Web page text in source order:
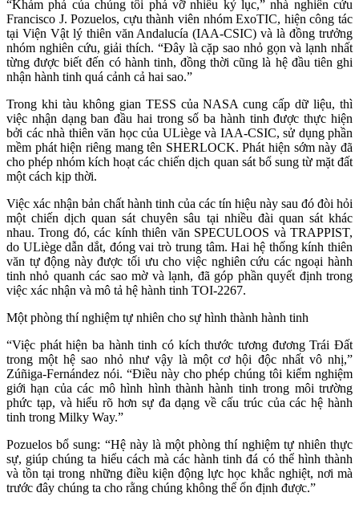
“Khám phá của chúng tôi phá vỡ nhiều kỷ lục,” nhà nghiên cứu
Francisco J. Pozuelos, cựu thành viên nhóm ExoTIC, hiện công tác
tại Viện Vật lý thiên văn Andalucía (IAA-CSIC) và là đồng trưởng
nhóm nghiên cứu, giải thích. “Đây là cặp sao nhỏ gọn và lạnh nhất
từng được biết đến có hành tinh, đồng thời cũng là hệ đầu tiên ghi
nhận hành tinh quá cảnh cả hai sao.”
Trong khi tàu không gian TESS của NASA cung cấp dữ liệu, thì
việc nhận dạng ban đầu hai trong số ba hành tinh được thực hiện
bởi các nhà thiên văn học của ULiège và IAA-CSIC, sử dụng phần
mềm phát hiện riêng mang tên SHERLOCK. Phát hiện sớm này đã
cho phép nhóm kích hoạt các chiến dịch quan sát bổ sung từ mặt đất
một cách kịp thời.
Việc xác nhận bản chất hành tinh của các tín hiệu này sau đó đòi hỏi
một chiến dịch quan sát chuyên sâu tại nhiều đài quan sát khác
nhau. Trong đó, các kính thiên văn SPECULOOS và TRAPPIST,
do ULiège dẫn dắt, đóng vai trò trung tâm. Hai hệ thống kính thiên
văn tự động này được tối ưu cho việc nghiên cứu các ngoại hành
tinh nhỏ quanh các sao mờ và lạnh, đã góp phần quyết định trong
việc xác nhận và mô tả hệ hành tinh TOI-2267.
Một phòng thí nghiệm tự nhiên cho sự hình thành hành tinh
“Việc phát hiện ba hành tinh có kích thước tương đương Trái Đất
trong một hệ sao nhỏ như vậy là một cơ hội độc nhất vô nhị,”
Zúñiga-Fernández nói. “Điều này cho phép chúng tôi kiểm nghiệm
giới hạn của các mô hình hình thành hành tinh trong môi trường
phức tạp, và hiểu rõ hơn sự đa dạng về cấu trúc của các hệ hành
tinh trong Milky Way.”
Pozuelos bổ sung: “Hệ này là một phòng thí nghiệm tự nhiên thực
sự, giúp chúng ta hiểu cách mà các hành tinh đá có thể hình thành
và tồn tại trong những điều kiện động lực học khắc nghiệt, nơi mà
trước đây chúng ta cho rằng chúng không thể ổn định được.”